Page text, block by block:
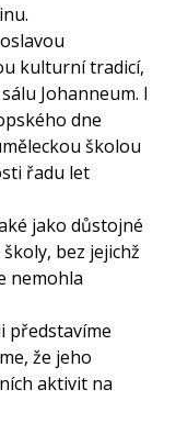
kulturní tradicí,
Johanneum. I
dne
školou
řadu let
jako důstojné
bez jejichž
nemohla
představíme
že jeho
aktivit na